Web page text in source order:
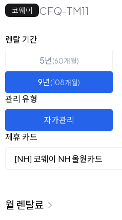
코웨이 CFQ-TM11
옵션 선택
렌탈 선택
렌탈 기간
5년(60개월)
9년(108개월)
관리 유형
자가관리
제휴 카드
[NH] 코웨이 NH 올원카드
이용 요금
월 렌탈료